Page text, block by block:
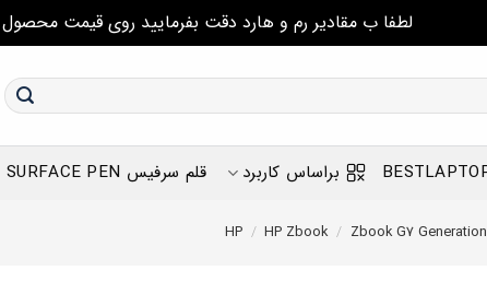
لطفا ب مقادیر رم و هارد دقت بفرمایید روی قیمت محصول
براساس کاربرد قلم سرفیس SURFACE PEN
/ HP Zbook / Zbook G7 Generation